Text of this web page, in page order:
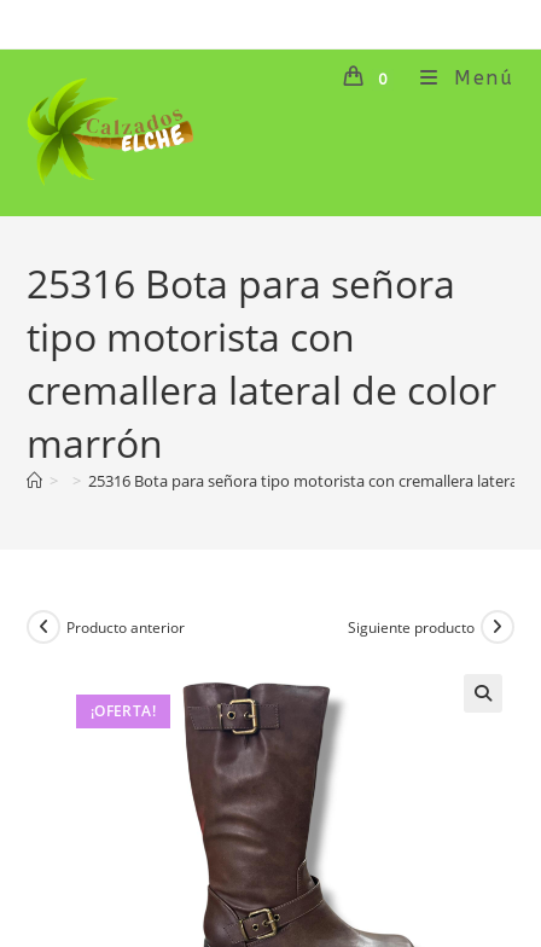
al
contenido
0 Menú
25316 Bota para señora
tipo motorista con
cremallera lateral de color
marrón
> > 25316 Bota para señora tipo motorista con cremallera lateral
¡OFERTA!
Producto anterior Siguiente producto